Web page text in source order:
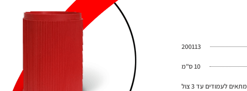
200113
10 ס"מ
מתאים לעמודים עד 3 צול